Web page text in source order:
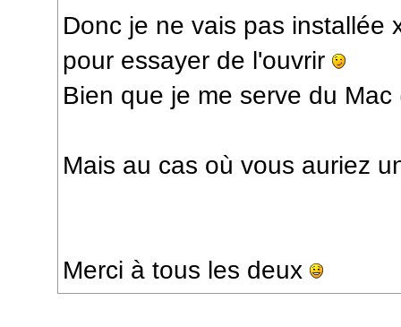
Donc je ne vais pas installée
pour essayer de l'ouvrir
Bien que je me serve du
Mais au cas où vous auriez
Merci à tous les deux